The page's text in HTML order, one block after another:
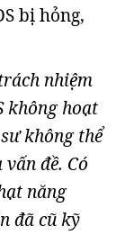
bị hỏng,
nhiệm
không hoạt
không thể
đề. Có
năng
đã cũ kỹ